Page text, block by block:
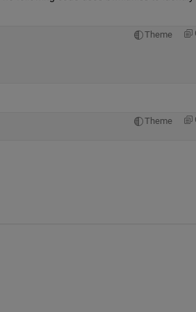
Theme
Theme